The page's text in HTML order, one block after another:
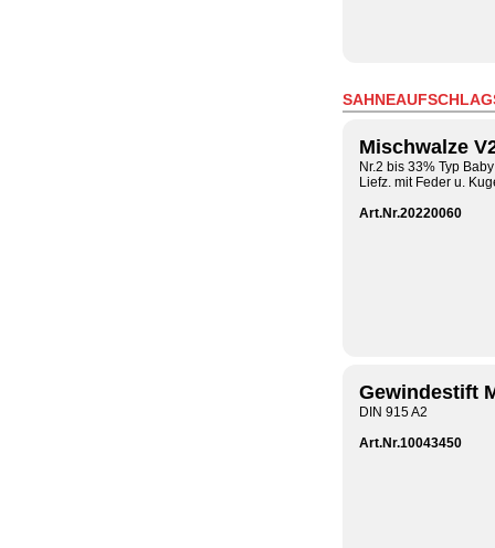
Mischwalze
Nr.2 bis 33% Typ Baby
Liefz. mit Feder u.
Art.Nr.20220060
Gewindestift
DIN 915 A2
Art.Nr.10043450